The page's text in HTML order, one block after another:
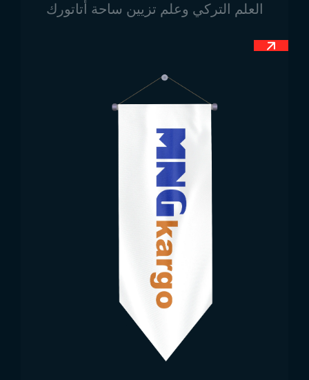
كما هو الحال في جميع أعلام الدول، هناك أبعاد معيارية
الأعلام بشكل موحد وبدون اختلافات، تُحدد الدول أبعاد
والهرسك هي 1:2. وتُعتبر هذه النسبة الأكثر استخدامًا في
العالم بين الأعلام. هذه النسبة تؤدي إلى شكل معين للعلم،
ويجب على منتجي الأعلام الالتزام بها.
كما يجب الانتباه لأبعاد النجوم والمثلث على العلم، وكذلك
زاوية وموقع كل منها على العلم. هذه المعلومات موجودة
أيضًا في دستور البلاد. يجب على الشركات التي ستنتج علم
البوسنة والهرسك مراعاة هذه الأبعاد والتصاميم بدقة لتصنيع
العلم بشكل صحيح، وإلا فستُعتبر الأعلام المنتجة غير
مجالات استخدام علم البوسنة
تُعد الأعلام رموزًا أساسية لاستقلال الدول، ولهذا فهي
تُستخدم في مجالات متنوعة داخل الدولة وخارجها. علم
العلم التركي وعلم تزيين ساحة أتاتورك